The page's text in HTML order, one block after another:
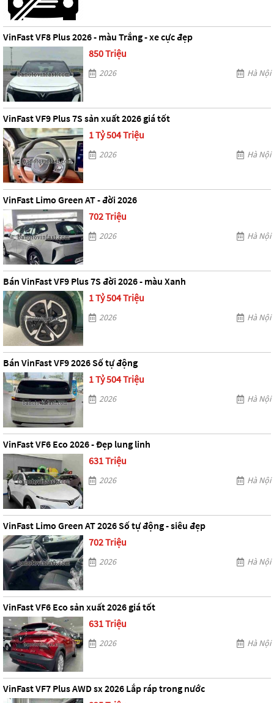
VinFast VF8 Plus 2026 - màu Trắng - xe cực đẹp
850 Triệu
2026 Hà Nội
VinFast VF9 Plus 7S sản xuất 2026 giá tốt
1 Tỷ 504 Triệu
2026 Hà Nội
VinFast Limo Green AT - đời 2026
702 Triệu
2026 Hà Nội
Bán VinFast VF9 Plus 7S đời 2026 - màu Xanh
1 Tỷ 504 Triệu
2026 Hà Nội
Bán VinFast VF9 2026 Số tự động
1 Tỷ 504 Triệu
2026 Hà Nội
VinFast VF6 Eco 2026 - Đẹp lung linh
631 Triệu
2026 Hà Nội
VinFast Limo Green AT 2026 Số tự động - siêu đẹp
702 Triệu
2026 Hà Nội
VinFast VF6 Eco sản xuất 2026 giá tốt
631 Triệu
2026 Hà Nội
VinFast VF7 Plus AWD sx 2026 Lắp ráp trong nước